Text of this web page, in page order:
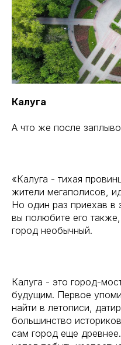
Калуга
А что же после
«Калуга - тихая
жители мегаполисов,
Но один раз приехав в
вы полюбите его
город необычный.
Калуга - это город-
будущим. Первое
найти в летописи,
большинство
сам город еще